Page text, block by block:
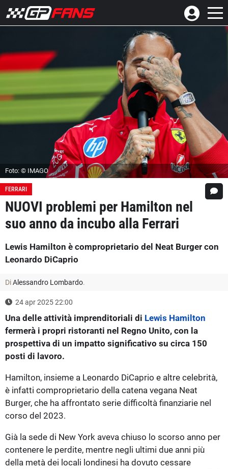
Foto: © IMAGO
FERRARI
NUOVI problemi per Hamilton nel
suo anno da incubo alla Ferrari
Lewis Hamilton è comproprietario del Neat Burger con
Leonardo DiCaprio
DiAlessandro Lombardo.
24 apr 2025 22:00
Una delle attività imprenditoriali di Lewis Hamilton
fermerà i propri ristoranti nel Regno Unito, con la
prospettiva di un impatto significativo su circa 150
posti di lavoro.
Hamilton, insieme a Leonardo DiCaprio e altre celebrità,
è infatti comproprietario della catena vegana Neat
Burger, che ha affrontato serie difficoltà finanziarie nel
corso del 2023.
Già la sede di New York aveva chiuso lo scorso anno per
contenere le perdite, mentre negli ultimi due anni più
della metà dei locali londinesi ha dovuto cessare